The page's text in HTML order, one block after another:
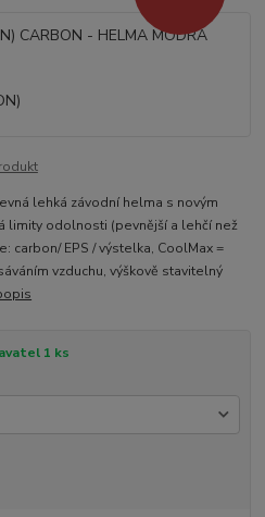
lehká závodní helma s novým
limity odolnosti (pevnější a lehčí než
carbon/ EPS / výstelka, CoolMax =
vzduchu, výškově stavitelný
1 ks